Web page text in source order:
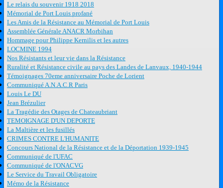
Le relais du souvenir 1918 2018
Mémorial de Port Louis profané
Les Amis de la Résistance au Mémorial de Port Louis
Assemblée Générale ANACR Morbihan
Hommage pour Philippe Kernilis et les autres
LOCMINE 1994
Nos Résistants et leur vie dans la Résistance
Ruralité et Résistance civile au pays des Landes de Lanvaux, 1940-1944
Témoignages 70eme anniversaire Poche de Lorient
Communiqué A.N.A.C.R Paris
Louis Le DU
Jean Brézulier
La Tragédie des Otages de Chateaubriant
TEMOIGNAGE D'UN DEPORTE
La Maltière et les fusillés
CRIMES CONTRE L'HUMANITE
Concours National de la Résistance et de la Déportation 1939-1945
Communiqué de l'UFAC
Communiqué de l'ONACVG
Le Service du Travail Obligatoire
Mémo de la Résistance